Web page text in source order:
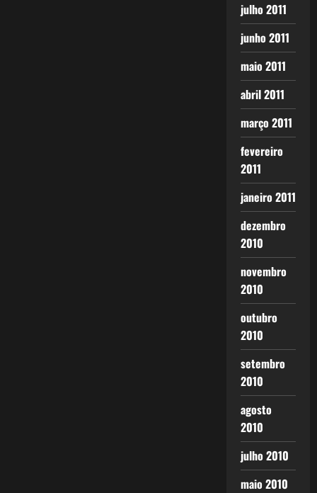
julho 2011
junho 2011
maio 2011
abril 2011
março 2011
fevereiro
2011
janeiro 2011
dezembro
2010
novembro
2010
outubro
2010
setembro
2010
agosto
2010
julho 2010
maio 2010